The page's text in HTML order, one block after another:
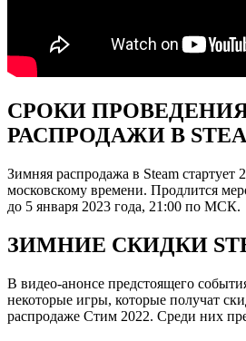
СРОКИ
РАСПРОДАЖИ В
Зимняя распродажа в Steam стартует
московскому времени. Продлится
до 5 января 2023 года, 21:00 по МСК.
ЗИМНИЕ СКИДКИ
В видео-анонсе предстоящего
некоторые игры, которые получат
распродаже Стим 2022. Среди них